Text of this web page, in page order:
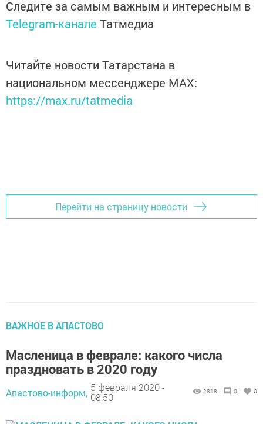
Следите за самым важным и интересным в
Telegram-канале Татмедиа
Читайте новости Татарстана в
национальном мессенджере MАХ:
https://max.ru/tatmedia
Перейти на страницу новости
ВАЖНОЕ В АПАСТОВО
Масленица в феврале: какого числа
праздновать в 2020 году
Апастово-информ, 5 февраля 2020 -
08:50
2818 0 0